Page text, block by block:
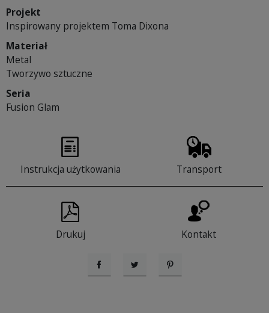
Projekt
Inspirowany projektem Toma Dixona
Materiał
Metal
Tworzywo sztuczne
Seria
Fusion Glam
Instrukcja użytkowania Transport
Drukuj Kontakt
UdostępnijTweetujPinterest